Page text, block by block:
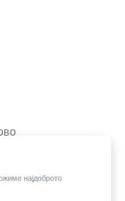
најдоброто